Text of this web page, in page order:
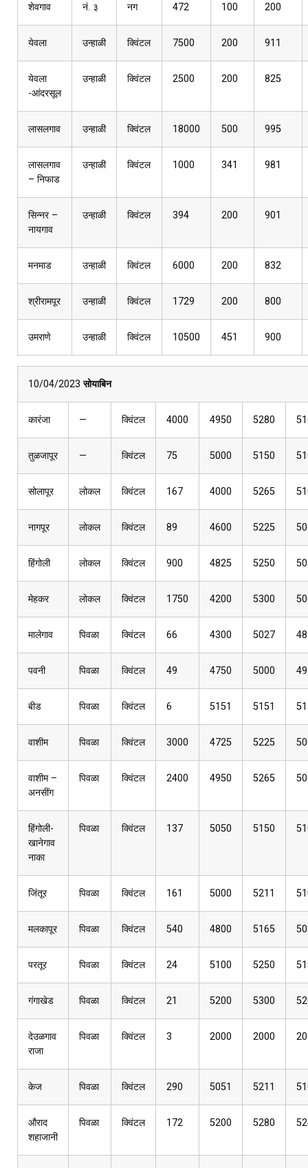
शेवगाव नं. ३ नग 472 100 200
येवला उन्हाळी क्विंटल 7500 200 911
येवला
-आंदरसूल
उन्हाळी क्विंटल 2500 200 825
लासलगाव उन्हाळी क्विंटल 18000 500 995
लासलगाव
– निफाड
उन्हाळी क्विंटल 1000 341 981
सिन्नर –
नायगाव
उन्हाळी क्विंटल 394 200 901
मनमाड उन्हाळी क्विंटल 6000 200 832
श्रीरामपूर उन्हाळी क्विंटल 1729 200 800
उमराणे उन्हाळी क्विंटल 10500 451 900
10/04/2023सोयाबिन
कारंजा — क्विंटल 4000 4950 5280
तुळजापूर — क्विंटल 75 5000 5150
सोलापूर लोकल क्विंटल 167 4000 5265
नागपूर लोकल क्विंटल 89 4600 5225
हिंगोली लोकल क्विंटल 900 4825 5250
मेहकर लोकल क्विंटल 1750 4200 5300
मालेगाव पिवळा क्विंटल 66 4300 5027
पवनी पिवळा क्विंटल 49 4750 5000
बीड पिवळा क्विंटल 6 5151 5151
वाशीम पिवळा क्विंटल 3000 4725 5225
वाशीम –
अनसींग
पिवळा क्विंटल 2400 4950 5265
हिंगोली-
खानेगाव
नाका
पिवळा क्विंटल 137 5050 5150
जिंतूर पिवळा क्विंटल 161 5000 5211
मलकापूर पिवळा क्विंटल 540 4800 5165
परतूर पिवळा क्विंटल 24 5100 5250
गंगाखेड पिवळा क्विंटल 21 5200 5300
देउळगाव
राजा
पिवळा क्विंटल 3 2000 2000
केज पिवळा क्विंटल 290 5051 5211
औराद
शहाजानी
पिवळा क्विंटल 172 5200 5280